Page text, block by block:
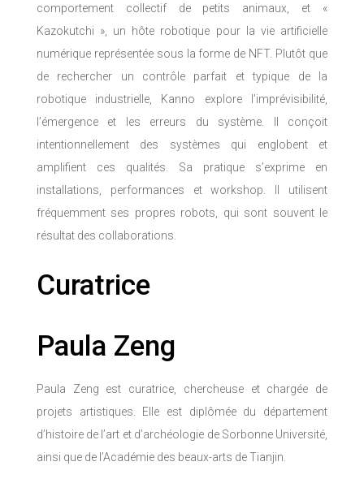
comportement collectif de petits animaux, et «
Kazokutchi », un hôte robotique pour la vie artificielle
numérique représentée sous la forme de NFT. Plutôt que
de rechercher un contrôle parfait et typique de la
robotique industrielle, Kanno explore l’imprévisibilité,
l’émergence et les erreurs du système. Il conçoit
intentionnellement des systèmes qui englobent et
amplifient ces qualités. Sa pratique s’exprime en
installations, performances et workshop. Il utilisent
fréquemment ses propres robots, qui sont souvent le
résultat des collaborations.
Curatrice
Paula Zeng
Paula Zeng est curatrice, chercheuse et chargée de
projets artistiques. Elle est diplômée du département
d’histoire de l’art et d’archéologie de Sorbonne Université,
ainsi que de l’Académie des beaux-arts de Tianjin.